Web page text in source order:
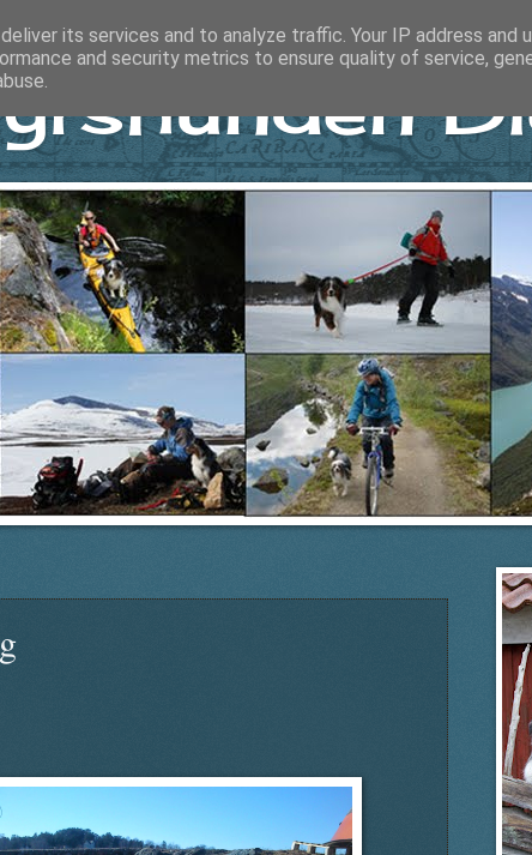
its services and to analyze traffic. Your IP address and
and security metrics to ensure quality of service,